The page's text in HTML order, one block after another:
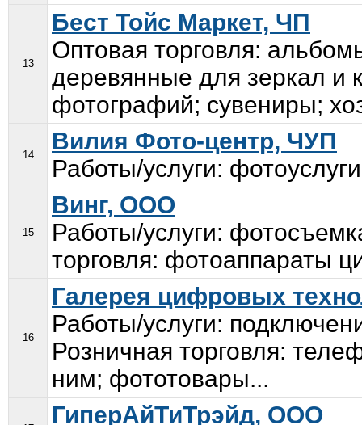
13
Бест Тойс Маркет, ЧП
Оптовая торговля:
деревянные для зеркал и
фотографий; сувениры;
14
Вилия Фото-центр, ЧУП
Работы/услуги:
15
Винг, ООО
Работы/услуги:
торговля: фотоаппараты
16
Галерея цифровых
Работы/услуги:
Розничная торговля:
ним; фототовары...
ГиперАйТиТрэйд, ООО